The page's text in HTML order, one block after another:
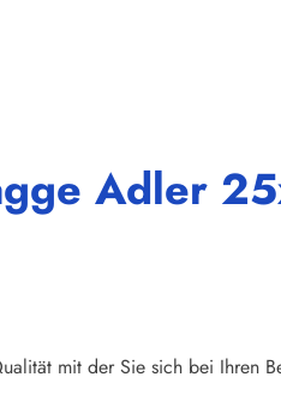
Adler
mit der Sie sich bei Ihren